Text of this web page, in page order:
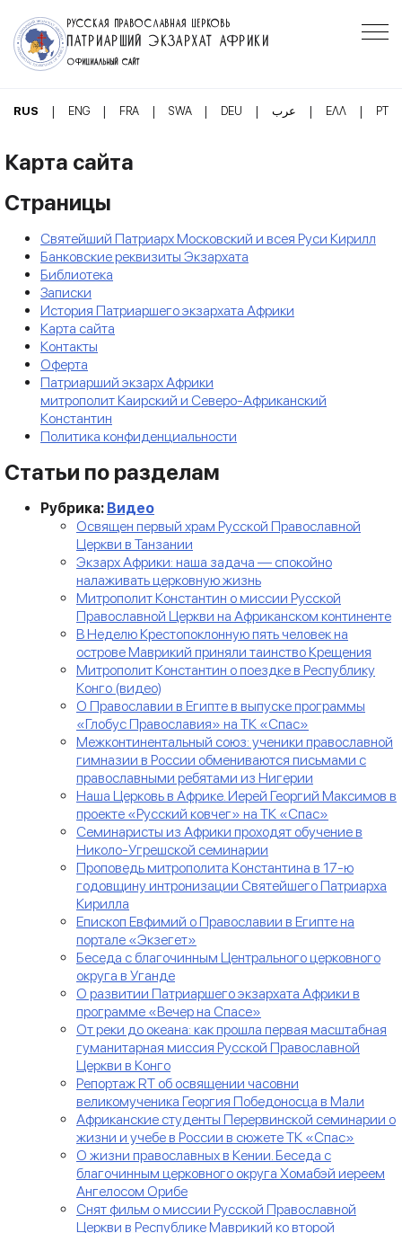
РУССКАЯ ПРАВОСЛАВНАЯ ЦЕРКОВЬ
ПАТРИАРШИЙ ЭКЗАРХАТ АФРИКИ
ОФИЦИАЛЬНЫЙ САЙТ
RUS | ENG | FRA | SWA | DEU | عرب | ΕΛΛ | PT
Карта сайта
Страницы
Cвятейший Патриарх Московский и всея Руси Кирилл
Банковские реквизиты Экзархата
Библиотека
Записки
История Патриаршего экзархата Африки
Карта сайта
Контакты
Оферта
Патриарший экзарх Африки
митрополит Каирский и Северо-Африканский
Константин
Политика конфиденциальности
Статьи по разделам
Рубрика: Видео
Освящен первый храм Русской Православной
Церкви в Танзании
Экзарх Африки: наша задача — спокойно
налаживать церковную жизнь
Митрополит Константин о миссии Русской
Православной Церкви на Африканском континенте
В Неделю Крестопоклонную пять человек на
острове Маврикий приняли таинство Крещения
Митрополит Константин о поездке в Республику
Конго (видео)
О Православии в Египте в выпуске программы
«Глобус Православия» на ТК «Спас»
Межконтинентальный союз: ученики православной
гимназии в России обмениваются письмами с
православными ребятами из Нигерии
Наша Церковь в Африке. Иерей Георгий Максимов в
проекте «Русский ковчег» на ТК «Спас»
Семинаристы из Африки проходят обучение в
Николо-Угрешской семинарии
Проповедь митрополита Константина в 17-ю
годовщину интронизации Святейшего Патриарха
Кирилла
Епископ Евфимий о Православии в Египте на
портале «Экзегет»
Беседа с благочинным Центрального церковного
округа в Уганде
О развитии Патриаршего экзархата Африки в
программе «Вечер на Спасе»
От реки до океана: как прошла первая масштабная
гуманитарная миссия Русской Православной
Церкви в Конго
Репортаж RT об освящении часовни
великомученика Георгия Победоносца в Мали
Африканские студенты Перервинской семинарии о
жизни и учебе в России в сюжете ТК «Спас»
О жизни православных в Кении. Беседа с
благочинным церковного округа Хомабэй иереем
Ангелосом Орибе
Снят фильм о миссии Русской Православной
Церкви в Республике Маврикий ко второй